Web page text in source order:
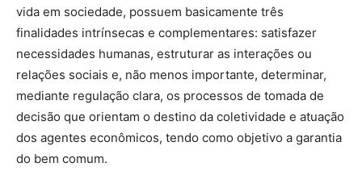
vida em sociedade, possuem basicamente três
finalidades intrínsecas e complementares: satisfazer
necessidades humanas, estruturar as interações ou
relações sociais e, não menos importante, determinar,
mediante regulação clara, os processos de tomada de
decisão que orientam o destino da coletividade e atuação
dos agentes econômicos, tendo como objetivo a garantia
do bem comum.